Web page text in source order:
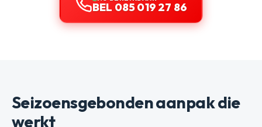
BEL 085 019 27 86
Seizoensgebonden aanpak die
werkt